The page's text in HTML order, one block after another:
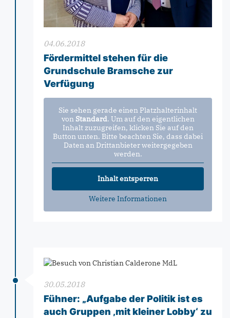
04.06.2018
Fördermittel stehen für die
Grundschule Bramsche zur
Verfügung
Sie sehen gerade einen Platzhalterinhalt
von Standard. Um auf den eigentlichen
Inhalt zuzugreifen, klicken Sie auf den
Button unten. Bitte beachten Sie, dass dabei
Daten an Drittanbieter weitergegeben
werden.
Inhalt entsperren
Weitere Informationen
30.05.2018
Fühner: „Aufgabe der Politik ist es
auch Gruppen ‚mit kleiner Lobby‘ zu